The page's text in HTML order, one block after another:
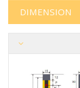
DIMENSION